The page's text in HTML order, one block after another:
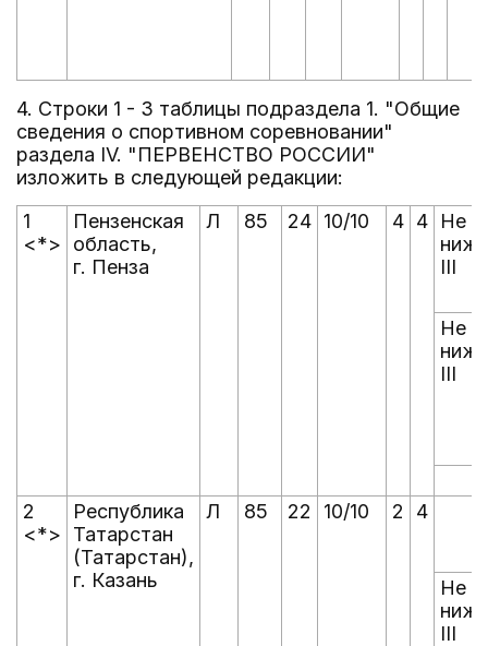
4. Строки 1 - 3 таблицы подраздела 1. "Общие
сведения о спортивном соревновании"
раздела IV. "ПЕРВЕНСТВО РОССИИ"
изложить в следующей редакции:
1
<*>
Пензенская
область,
г. Пенза
Л 85 24 10/10 4 4
Не
ниже
III
Не
ниже
III
2
<*>
Республика
Татарстан
(Татарстан),
г. Казань
Л 85 22 10/10 2 4
Не
ниже
III